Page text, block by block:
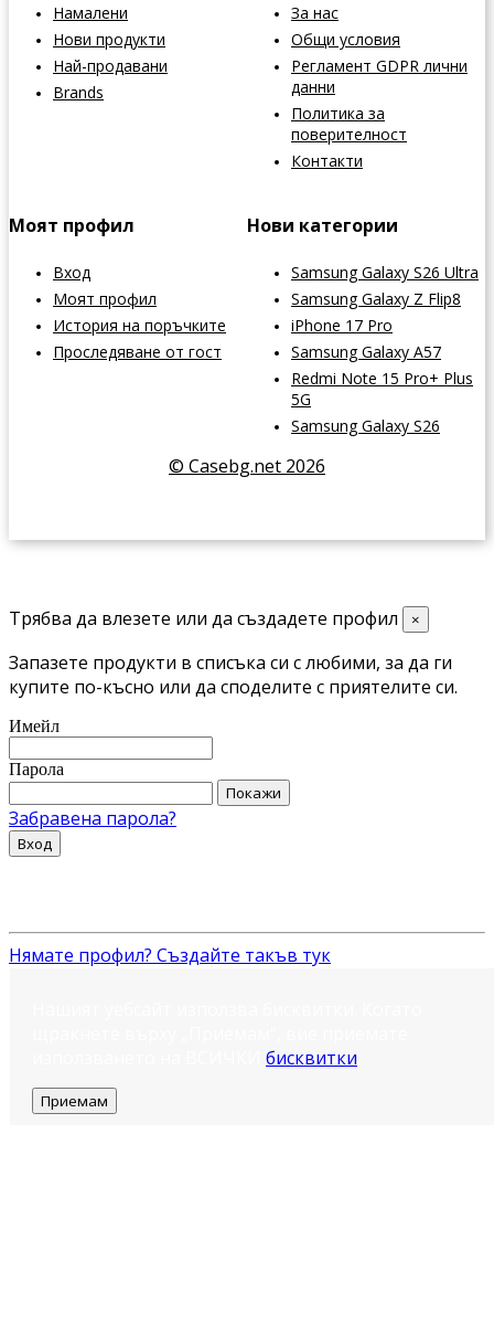
Намалени
Нови продукти
Най-продавани
Brands
За нас
Общи условия
Регламент GDPR лични
данни
Политика за
поверителност
Контакти
Моят профил
Вход
Моят профил
История на поръчките
Проследяване от гост
Нови категории
Samsung Galaxy S26 Ultra
Samsung Galaxy Z Flip8
iPhone 17 Pro
Samsung Galaxy A57
Redmi Note 15 Pro+ Plus
5G
Samsung Galaxy S26
© Casebg.net 2026
Трябва да влезете или да създадете профил ×
Запазете продукти в списъка си с любими, за да ги
купите по-късно или да споделите с приятелите си.
Имейл
Парола
Покажи
Забравена парола?
Вход
Нямате профил? Създайте такъв тук
бисквитки
Приемам